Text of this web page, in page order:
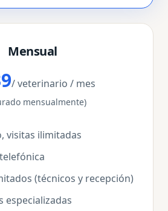
Mensual
/ veterinario / mes
mensualmente)
visitas ilimitadas
(técnicos y recepción)
especializadas